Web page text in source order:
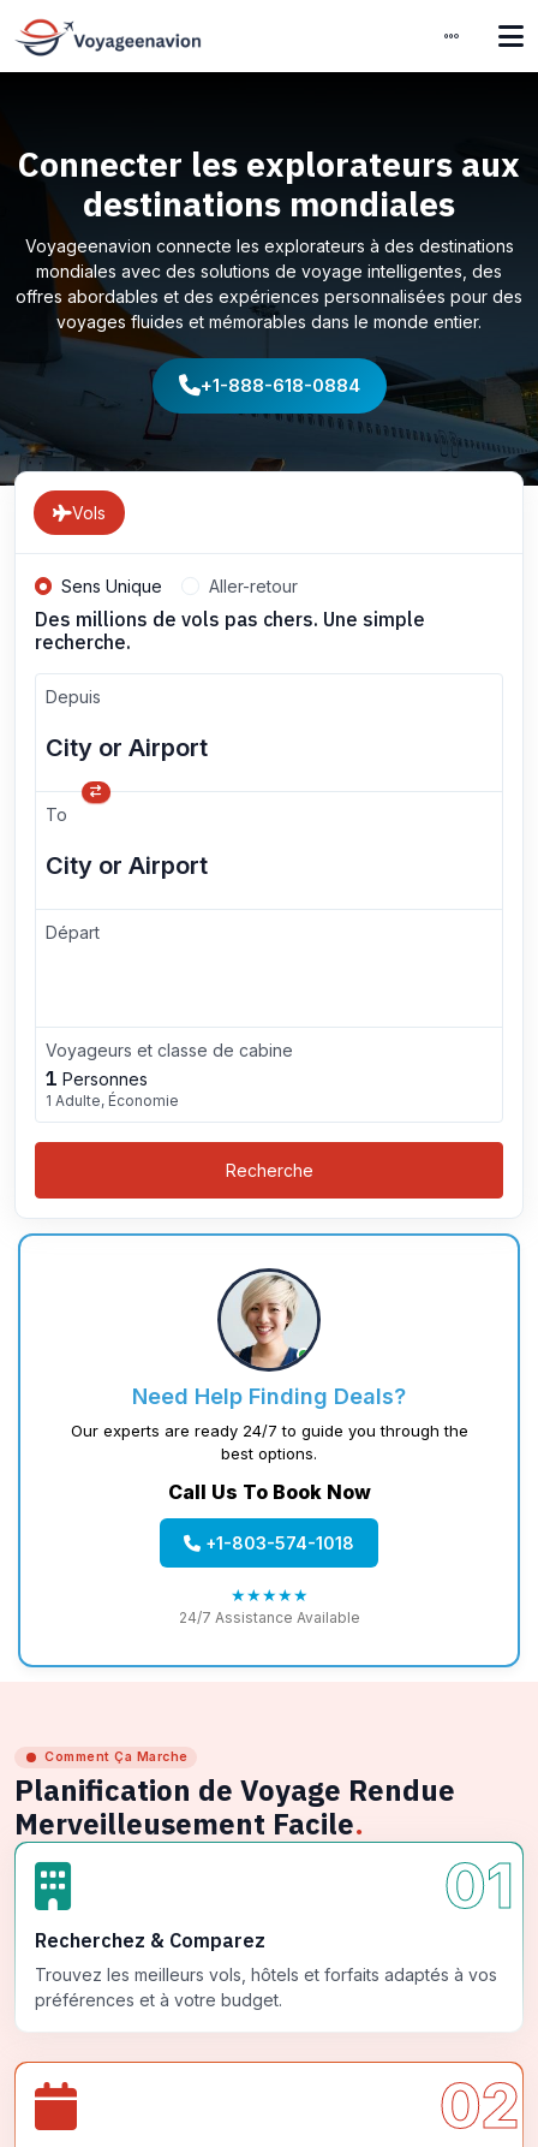
Connecter les explorateurs aux
destinations mondiales
Voyageenavion connecte les explorateurs à des destinations
mondiales avec des solutions de voyage intelligentes, des
offres abordables et des expériences personnalisées pour des
voyages fluides et mémorables dans le monde entier.
+1-888-618-0884
Vols
Sens Unique Aller-retour
Des millions de vols pas chers. Une simple
recherche.
Depuis
To
Départ
Voyageurs et classe de cabine
1 Personnes
1 Adulte, Économie
Recherche
Need Help Finding Deals?
Our experts are ready 24/7 to guide you through the
best options.
Call Us To Book Now
+1-803-574-1018
★★★★★
24/7 Assistance Available
Comment Ça Marche
Planification de Voyage Rendue
Merveilleusement Facile.
01
Recherchez & Comparez
Trouvez les meilleurs vols, hôtels et forfaits adaptés à vos
préférences et à votre budget.
02